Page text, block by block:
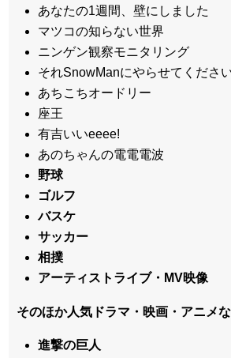
あなたの1週間、壁にしました
マツコの知らない世界
ニンゲン観察モニタリング
それSnowManにやらせてくださ
あちこちオードリー
座王
有吉いいeeee!
あのちゃんの電電電波
野球
ゴルフ
バスケ
サッカー
相撲
アーティストライブ・MV映像
そのほか人気ドラマ・映画・アニメ
進撃の巨人